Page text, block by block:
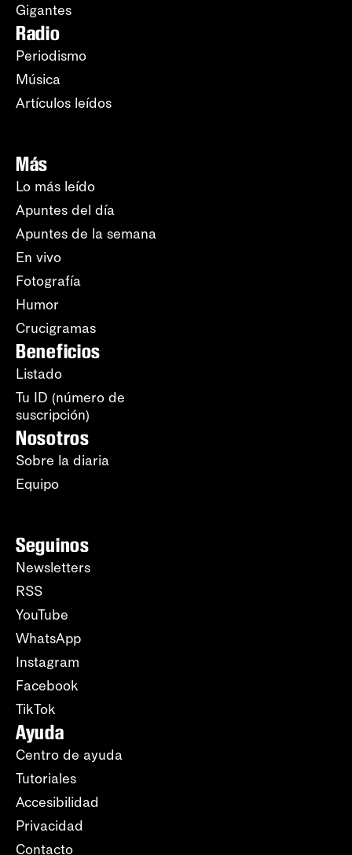
Gigantes
Radio
Periodismo
Música
Artículos leídos
Más
Lo más leído
Apuntes del día
Apuntes de la semana
En vivo
Fotografía
Humor
Crucigramas
Beneficios
Listado
Tu ID (número de
suscripción)
Nosotros
Sobre la diaria
Equipo
Seguinos
Newsletters
RSS
YouTube
WhatsApp
Instagram
Facebook
TikTok
Ayuda
Centro de ayuda
Tutoriales
Accesibilidad
Privacidad
Contacto